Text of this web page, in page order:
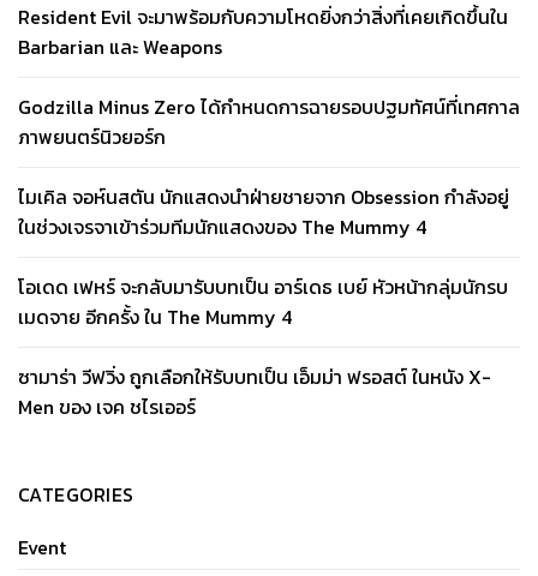
Resident Evil จะมาพร้อมกับความโหดยิ่งกว่าสิ่งที่เคยเกิดขึ้นใน
Barbarian และ Weapons
Godzilla Minus Zero ได้กำหนดการฉายรอบปฐมทัศน์ที่เทศกาล
ภาพยนตร์นิวยอร์ก
ไมเคิล จอห์นสตัน นักแสดงนำฝ่ายชายจาก Obsession กำลังอยู่
ในช่วงเจรจาเข้าร่วมทีมนักแสดงของ The Mummy 4
โอเดด เฟหร์ จะกลับมารับบทเป็น อาร์เดธ เบย์ หัวหน้ากลุ่มนักรบ
เมดจาย อีกครั้ง ใน The Mummy 4
ซามาร่า วีฟวิ่ง ถูกเลือกให้รับบทเป็น เอ็มม่า ฟรอสต์ ในหนัง X-
Men ของ เจค ชไรเออร์
CATEGORIES
Event